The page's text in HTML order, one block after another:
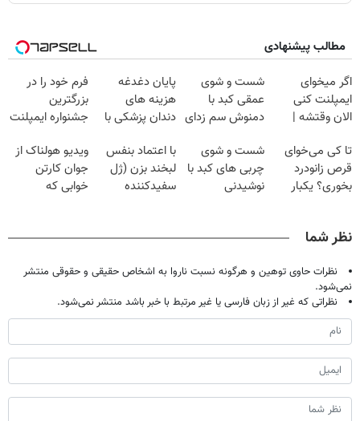
مطالب پیشنهادی
اگر میخوای
ایمپلنت کنی
الان وقتشه |
میلیون تومان!!!
شست و شوی
عمقی کبد با
دمنوش سم زدای
پایان دغدغه
هزینه های
دندان پزشکی با
خانگی
فرم خود را در
بزرگترین
جشنواره ایمپلنت
فقط ۲۵ میلیون
تا کی می‌خوای
قرص زانودرد
بخوری؟ یکبار
شست و شوی
چربی های کبد با
نوشیدنی
با اعتماد بنفس
لبخند بزن (ژل
سفیدکننده
ویدیو هولناک از
جوان کارتن
خوابی که
نظر شما
نظرات حاوی توهین و هرگونه نسبت ناروا به اشخاص حقیقی و حقوقی منتشر
نمی‌شود.
نظراتی که غیر از زبان فارسی یا غیر مرتبط با خبر باشد منتشر نمی‌شود.